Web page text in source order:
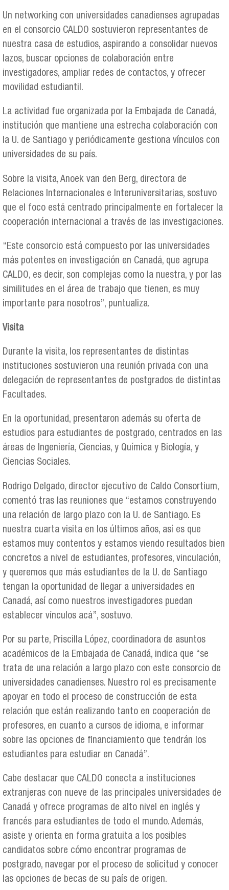
Un networking con universidades canadienses agrupadas
en el consorcio CALDO sostuvieron representantes de
nuestra casa de estudios, aspirando a consolidar nuevos
lazos, buscar opciones de colaboración entre
investigadores, ampliar redes de contactos, y ofrecer
movilidad estudiantil.
La actividad fue organizada por la Embajada de Canadá,
institución que mantiene una estrecha colaboración con
la U. de Santiago y periódicamente gestiona vínculos con
universidades de su país.
Sobre la visita, Anoek van den Berg, directora de
Relaciones Internacionales e Interuniversitarias, sostuvo
que el foco está centrado principalmente en fortalecer la
cooperación internacional a través de las investigaciones.
“Este consorcio está compuesto por las universidades
más potentes en investigación en Canadá, que agrupa
CALDO, es decir, son complejas como la nuestra, y por las
similitudes en el área de trabajo que tienen, es muy
importante para nosotros”, puntualiza.
Visita
Durante la visita, los representantes de distintas
instituciones sostuvieron una reunión privada con una
delegación de representantes de postgrados de distintas
Facultades.
En la oportunidad, presentaron además su oferta de
estudios para estudiantes de postgrado, centrados en las
áreas de Ingeniería, Ciencias, y Química y Biología, y
Ciencias Sociales.
Rodrigo Delgado, director ejecutivo de Caldo Consortium,
comentó tras las reuniones que “estamos construyendo
una relación de largo plazo con la U. de Santiago. Es
nuestra cuarta visita en los últimos años, así es que
estamos muy contentos y estamos viendo resultados bien
concretos a nivel de estudiantes, profesores, vinculación,
y queremos que más estudiantes de la U. de Santiago
tengan la oportunidad de llegar a universidades en
Canadá, así como nuestros investigadores puedan
establecer vínculos acá”, sostuvo.
Por su parte, Priscilla López, coordinadora de asuntos
académicos de la Embajada de Canadá, indica que “se
trata de una relación a largo plazo con este consorcio de
universidades canadienses. Nuestro rol es precisamente
apoyar en todo el proceso de construcción de esta
relación que están realizando tanto en cooperación de
profesores, en cuanto a cursos de idioma, e informar
sobre las opciones de financiamiento que tendrán los
estudiantes para estudiar en Canadá”.
Cabe destacar que CALDO conecta a instituciones
extranjeras con nueve de las principales universidades de
Canadá y ofrece programas de alto nivel en inglés y
francés para estudiantes de todo el mundo. Además,
asiste y orienta en forma gratuita a los posibles
candidatos sobre cómo encontrar programas de
postgrado, navegar por el proceso de solicitud y conocer
las opciones de becas de su país de origen.